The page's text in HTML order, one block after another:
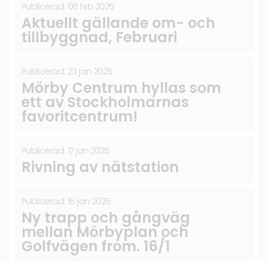
Publicerad: 06 feb 2025
Aktuellt gällande om- och
tillbyggnad, Februari
Publicerad: 23 jan 2025
Mörby Centrum hyllas som
ett av Stockholmarnas
favoritcentrum!
Publicerad: 17 jan 2025
Rivning av nätstation
Publicerad: 15 jan 2025
Ny trapp och gångväg
mellan Mörbyplan och
Golfvägen from. 16/1